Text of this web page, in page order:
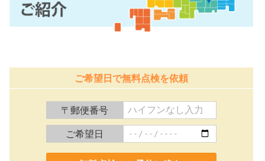
ご希望日で無料点検を依頼
〒郵便番号
ご希望日